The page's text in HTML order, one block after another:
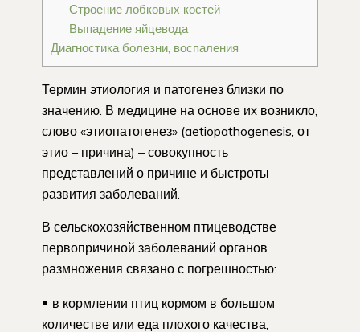
Строение лобковых костей
Выпадение яйцевода
Диагностика болезни, воспаления
Термин этиология и патогенез близки по
значению. В медицине на основе их возникло,
слово «этиопатогенез» (aetiopathogenesis, от
этио – причина) – совокупность
представлений о причине и быстроты
развития заболеваний.
В сельскохозяйственном птицеводстве
первопричиной заболеваний органов
размножения связано с погрешностью:
в кормлении птиц кормом в большом
количестве или еда плохого качества,